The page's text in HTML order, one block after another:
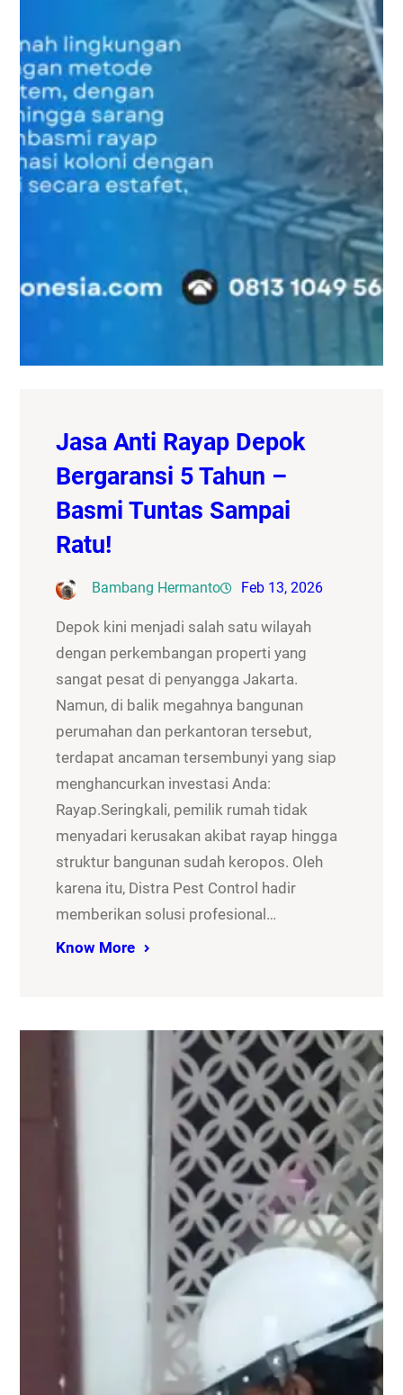
Jasa Anti Rayap Depok
Bergaransi 5 Tahun –
Basmi Tuntas Sampai
Ratu!
Bambang Hermanto Feb 13, 2026
Depok kini menjadi salah satu wilayah
dengan perkembangan properti yang
sangat pesat di penyangga Jakarta.
Namun, di balik megahnya bangunan
perumahan dan perkantoran tersebut,
terdapat ancaman tersembunyi yang siap
menghancurkan investasi Anda:
Rayap.Seringkali, pemilik rumah tidak
menyadari kerusakan akibat rayap hingga
struktur bangunan sudah keropos. Oleh
karena itu, Distra Pest Control hadir
memberikan solusi profesional…
Know More